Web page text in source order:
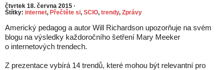
čtvrtek 18. června 2015 ·
Štítky: internet, Přečtěte si, SCIO, trendy, Zprávy
Americký pedagog a autor Will Richardson upozorňuje na svém
blogu na výsledky každoročního šetření Mary Meeker
o internetových trendech.
Z prezentace vybírá 14 trendů, které mohou být relevantní pro